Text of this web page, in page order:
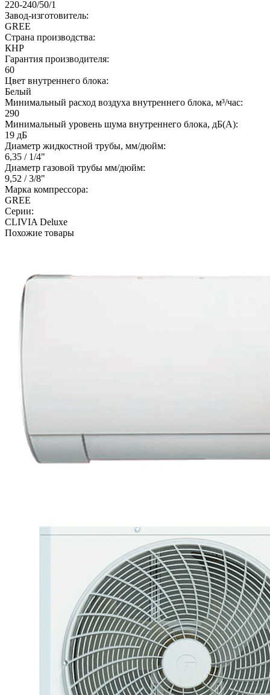
220-240/50/1
Завод-изготовитель:
GREE
Страна производства:
КНР
Гарантия производителя:
60
Цвет внутреннего блока:
Белый
Минимальный расход воздуха внутреннего блока, м³/час:
290
Минимальный уровень шума внутреннего блока, дБ(А):
19 дБ
Диаметр жидкостной трубы, мм/дюйм:
6,35 / 1/4"
Диаметр газовой трубы мм/дюйм:
9,52 / 3/8"
Марка компрессора:
GREE
Серии:
CLIVIA Deluxe
Похожие товары